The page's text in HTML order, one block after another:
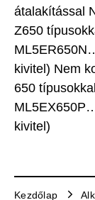
átalakítással
Z650
kivitel) Nem
650
kivitel)
Kezdőlap